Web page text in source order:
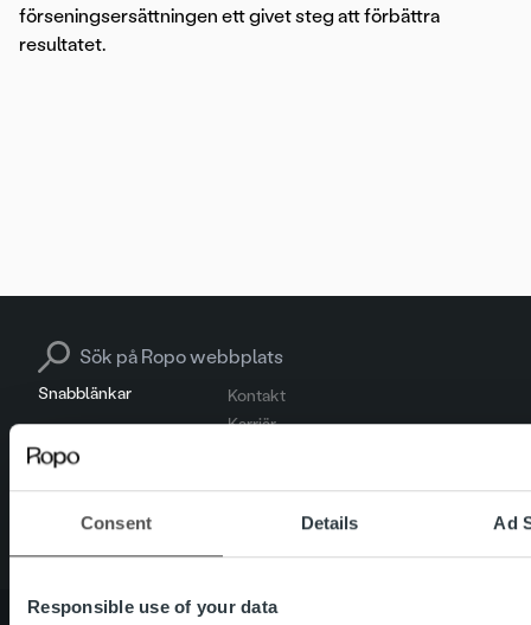
Consent Details Ad
Responsible use of your data
förseningsersättningen ett givet steg att förbättra
resultatet.
Snabblänkar
Kontakt
Karriär
Search for: